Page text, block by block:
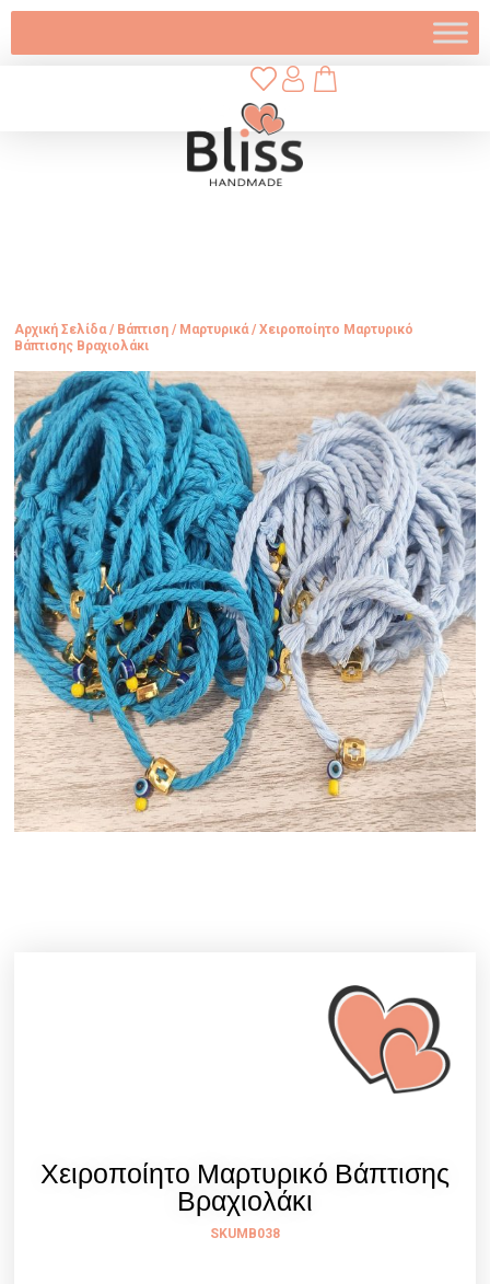
Αρχική Σελίδα / Βάπτιση / Μαρτυρικά / Χειροποίητο Μαρτυρικό
Βάπτισης Βραχιολάκι
Χειροποίητο Μαρτυρικό Βάπτισης
Βραχιολάκι
SKUMB038